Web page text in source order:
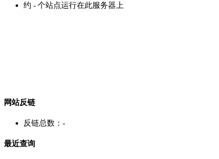
约 - 个站点运行在此服务器上
网站反链
反链总数： -
最近查询